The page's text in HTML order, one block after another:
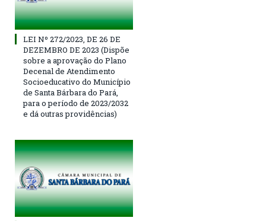
LEI Nº 272/2023, DE 26 DE
DEZEMBRO DE 2023 (Dispõe
sobre a aprovação do Plano
Decenal de Atendimento
Socioeducativo do Município
de Santa Bárbara do Pará,
para o período de 2023/2032
e dá outras providências)